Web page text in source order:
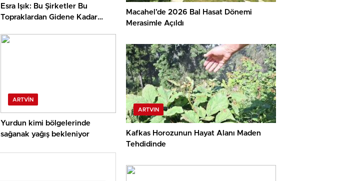
Esra Işık: Bu Şirketler Bu
Topraklardan Gidene Kadar
ARTVIN
Yurdun kimi bölgelerinde
sağanak yağış bekleniyor
Macahel’de 2026 Bal Hasat Dönemi
Merasimle Açıldı
ARTVIN
Kafkas Horozunun Hayat Alanı Maden
Tehdidinde